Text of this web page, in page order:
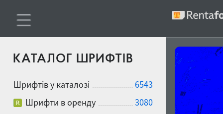
КАТАЛОГ ШРИФТІВ
Шрифтів у каталозі
6543
Шрифти в оренду
3080